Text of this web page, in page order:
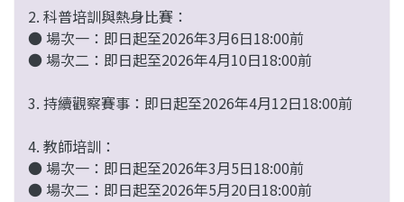
2. 科普培訓與熱身比賽：
● 場次一：即日起至2026年3月6日18:00前
● 場次二：即日起至2026年4月10日18:00前
3. 持續觀察賽事 ：即日起至2026年4月12日18:00前
4. 教師培訓：
● 場次一： 即日起至2026年3月5日18:00前
● 場次二：即日起至2026年5月20日18:00前